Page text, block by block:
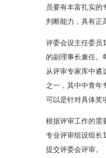
员要有丰富扎实的
判断能力，具有正
评委会设主任委员
的副理事长兼任。
从评审专家库中遴
之一，其中中青年
可以是针对具体奖
根据评审工作的需
专业评审组设组长
提交评委会评审。